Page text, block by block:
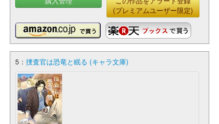
(プレミアムユーザー限定)
5： 捜査官は恐竜と眠る (キャラ文庫)